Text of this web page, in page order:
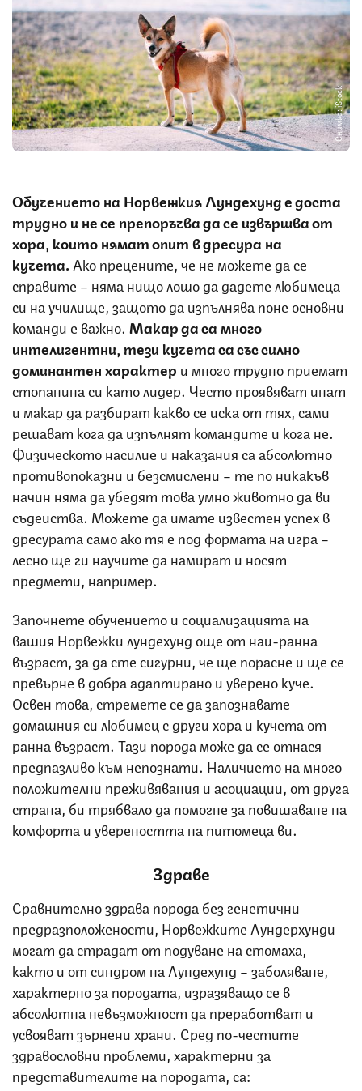
Снимка: iStock
Обучението на Норвежкия Лундехунд е доста
трудно и не се препоръчва да се извършва от
хора, които нямат опит в дресура на
кучета. Ако прецените, че не можете да се
справите – няма нищо лошо да дадете любимеца
си на училище, защото да изпълнява поне основни
команди е важно. Макар да са много
интелигентни, тези кучета са със силно
доминантен характер и много трудно приемат
стопанина си като лидер. Често проявяват инат
и макар да разбират какво се иска от тях, сами
решават кога да изпълнят командите и кога не.
Физическото насилие и наказания са абсолютно
противопоказни и безсмислени – те по никакъв
начин няма да убедят това умно животно да ви
съдейства. Можете да имате известен успех в
дресурата само ако тя е под формата на игра –
лесно ще ги научите да намират и носят
предмети, например.
Започнете обучението и социализацията на
вашия Норвежки лундехунд още от най-ранна
възраст, за да сте сигурни, че ще порасне и ще се
превърне в добра адаптирано и уверено куче.
Освен това, стремете се да запознавате
домашния си любимец с други хора и кучета от
ранна възраст. Тази порода може да се отнася
предпазливо към непознати. Наличието на много
положителни преживявания и асоциации, от друга
страна, би трябвало да помогне за повишаване на
комфорта и увереността на питомеца ви.
Здраве
Сравнително здрава порода без генетични
предразположености, Норвежките Лундерхунди
могат да страдат от подуване на стомаха,
както и от синдром на Лундехунд – заболяване,
характерно за породата, изразяващо се в
абсолютна невъзможност да преработват и
усвояват зърнени храни. Сред по-честите
здравословни проблеми, характерни за
представителите на породата, са: